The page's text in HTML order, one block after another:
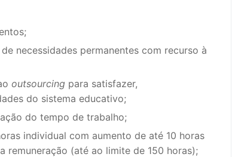
necessidades permanentes com recurso à
outsourcing para satisfazer,
do sistema educativo;
do tempo de trabalho;
individual com aumento de até 10 horas
remuneração (até ao limite de 150 horas);